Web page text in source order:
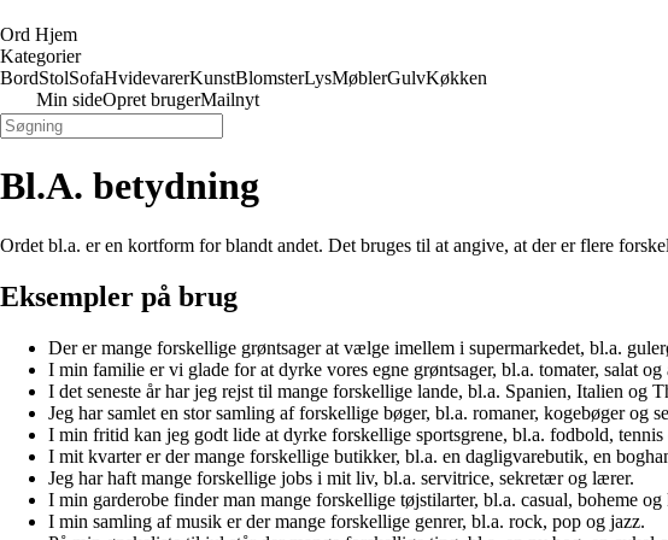
Ord Hjem
Kategorier
BordStolSofaHvidevarerKunstBlomsterLysMøblerGulvKøkken
Min sideOpret brugerMailnyt
Bl.A. betydning
Ordet bl.a. er en kortform for blandt andet. Det bruges til at angive, at der er flere
Eksempler på brug
Der er mange forskellige grøntsager at vælge imellem i supermarkedet, bl.a.
I min familie er vi glade for at dyrke vores egne grøntsager, bl.a. tomater, salat og
I det seneste år har jeg rejst til mange forskellige lande, bl.a. Spanien, Italien og
Jeg har samlet en stor samling af forskellige bøger, bl.a. romaner, kogebøger og
I min fritid kan jeg godt lide at dyrke forskellige sportsgrene, bl.a. fodbold, tennis
I mit kvarter er der mange forskellige butikker, bl.a. en dagligvarebutik, en
Jeg har haft mange forskellige jobs i mit liv, bl.a. servitrice, sekretær og lærer.
I min garderobe finder man mange forskellige tøjstilarter, bl.a. casual, boheme og
I min samling af musik er der mange forskellige genrer, bl.a. rock, pop og jazz.